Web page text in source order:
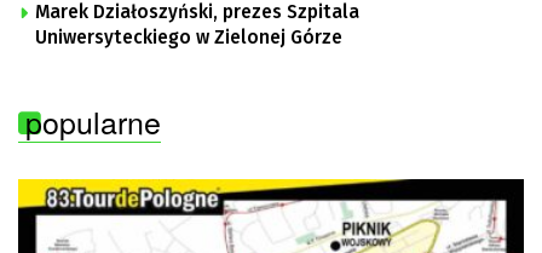
Marek Działoszyński, prezes Szpitala
Uniwersyteckiego w Zielonej Górze
popularne